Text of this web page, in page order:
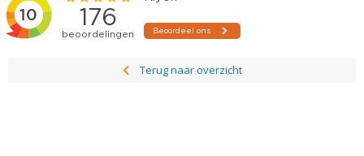
Terug naar overzicht